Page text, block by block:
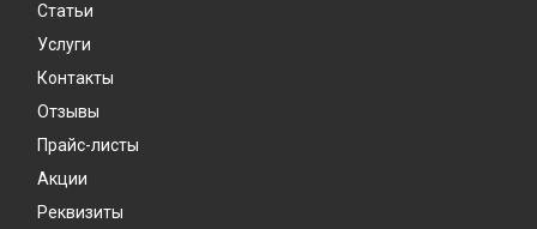
Статьи
Услуги
Контакты
Отзывы
Прайс-листы
Акции
Реквизиты